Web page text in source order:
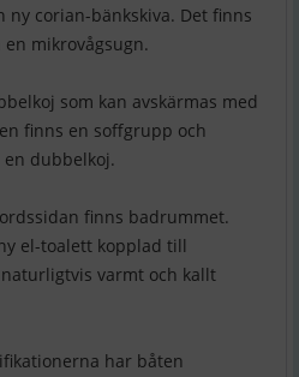
corian-bänkskiva. Det finns
mikrovågsugn.
som kan avskärmas med
finns en soffgrupp och
dubbelkoj.
finns badrummet.
el-toalett kopplad till
varmt och kallt
har båten